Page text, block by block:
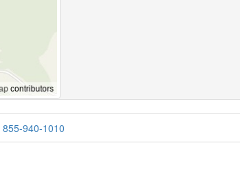
855-940-1010